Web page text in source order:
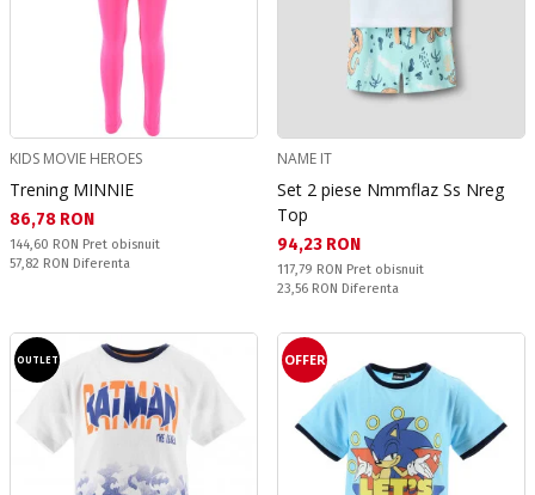
KIDS MOVIE HEROES
Trening MINNIE
Текуща цена:
86,78 RON
Pret obisnuit:
144,60 RON Pret obisnuit
Спестявате:
57,82 RON Diferenta
NAME IT
Set 2 piese Nmmflaz Ss Nreg
Top
Текуща цена:
94,23 RON
Pret obisnuit:
117,79 RON Pret obisnuit
Спестявате:
23,56 RON Diferenta
OUTLET OFFER